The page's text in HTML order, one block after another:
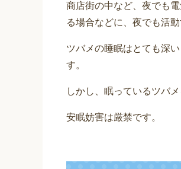
商店街の中など、夜でも
る場合などに、夜でも活
ツバメの睡眠はとても深
す。
しかし、眠っているツバ
安眠妨害は厳禁です。